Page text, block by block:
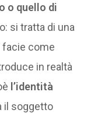
o quello di
si tratta di una
facie come
in realtà
l’identità
il soggetto